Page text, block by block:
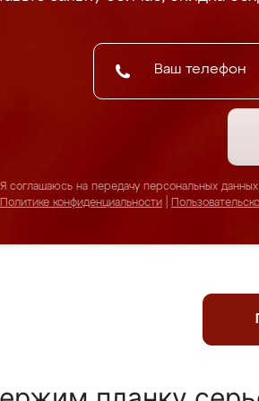
Я соглашаюсь на передачу персональных
Политике конфиденциальности